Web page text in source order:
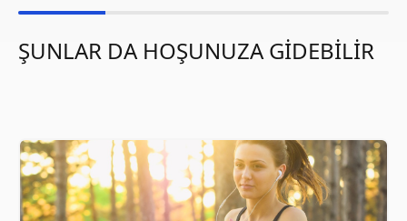
ŞUNLAR DA HOŞUNUZA GİDEBİLİR